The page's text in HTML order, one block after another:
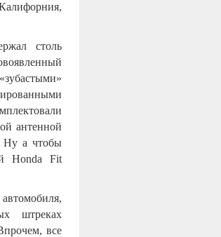
столь
антенной
Ну а чтобы
Honda Fit
штреках
все